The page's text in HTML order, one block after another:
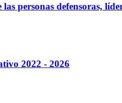
personas defensoras,
2022 - 2026